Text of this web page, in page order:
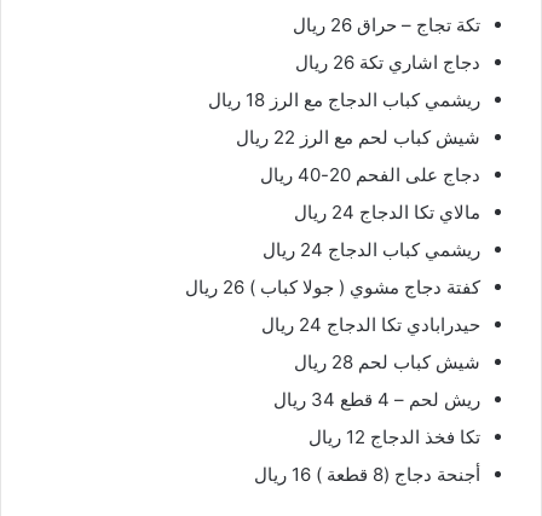
تكة تجاج – حراق 26 ريال
دجاج اشاري تكة 26 ريال
ريشمي كباب الدجاج مع الرز 18 ريال
شيش كباب لحم مع الرز 22 ريال
دجاج على الفحم 20-40 ريال
مالاي تكا الدجاج 24 ريال
ريشمي كباب الدجاج 24 ريال
كفتة دجاج مشوي ( جولا كباب ) 26 ريال
حيدرابادي تكا الدجاج 24 ريال
شيش كباب لحم 28 ريال
ريش لحم – 4 قطع 34 ريال
تكا فخذ الدجاج 12 ريال
أجنحة دجاج (8 قطعة ) 16 ريال